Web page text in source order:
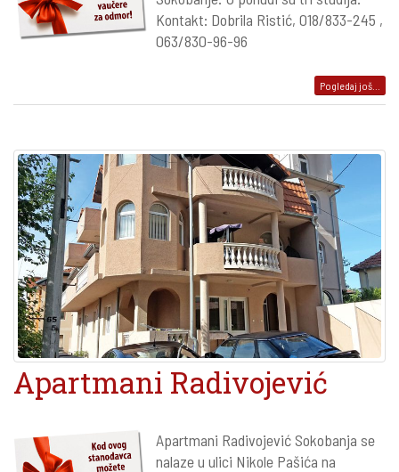
Kontakt: Dobrila Ristić, 018/833-245 ,
063/830-96-96
Pogledaj još...
Apartmani Radivojević
Apartmani Radivojević Sokobanja se
nalaze u ulici Nikole Pašića na